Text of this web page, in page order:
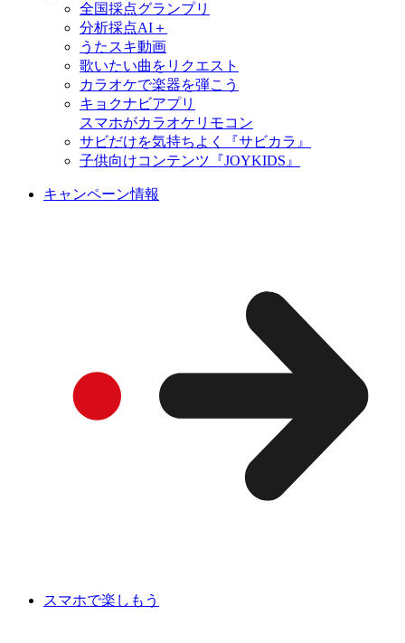
全国採点グランプリ
分析採点AI＋
うたスキ動画
歌いたい曲をリクエスト
カラオケで楽器を弾こう
キョクナビアプリ
スマホがカラオケリモコン
サビだけを気持ちよく『サビカラ』
子供向けコンテンツ『JOYKIDS』
キャンペーン情報
スマホで楽しもう